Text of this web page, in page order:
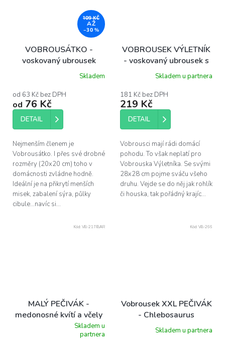
109 KČ
AŽ
–30 %
VOBROUSÁTKO -
voskovaný ubrousek
produktu
je
5,0
5
Skladem
od 63 Kč bez DPH
od 76 Kč
DETAIL
Nejmenším členem je
Vobrousátko. I přes své drobné
rozměry (20x20 cm) toho v
domácnosti zvládne hodně.
Ideální je na přikrytí menších
misek, zabalení sýra, půlky
cibule…navíc si...
VOBROUSEK VÝLETNÍK
- voskovaný ubrousek s
knoflíkem (28x28 cm)
Skladem u partnera
181 Kč bez DPH
219 Kč
DETAIL
Vobrousci mají rádi domácí
pohodu. To však neplatí pro
Vobrouska Výletníka. Se svými
28x28 cm pojme sváču všeho
druhu. Vejde se do něj jak rohlík
či houska, tak pořádný krajíc...
MALÝ PEČIVÁK -
medonosné kvítí a včely
(27x25 cm)Skladem u
partnera
Kód: VB-217/BAR
Vobrousek XXL PEČIVÁK
- Chlebosaurus
Skladem u partnera
Kód: VB-266